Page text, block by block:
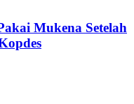
Mukena Setelah